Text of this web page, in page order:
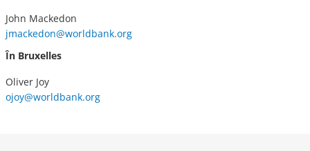
John Mackedon
jmackedon@worldbank.org
În Bruxelles
Oliver Joy
ojoy@worldbank.org